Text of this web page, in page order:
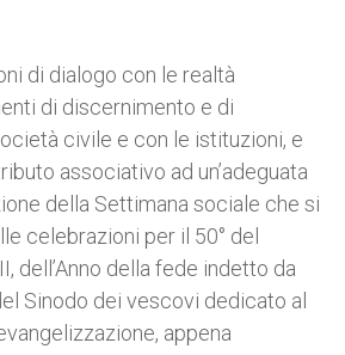
di dialogo con le realtà
di discernimento e di
civile e con le istituzioni, e
associativo ad un’adeguata
della Settimana sociale che si
celebrazioni per il 50° del
dell’Anno della fede indetto da
Sinodo dei vescovi dedicato al
appena